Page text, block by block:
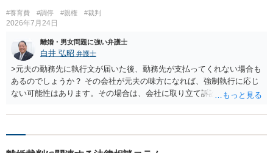
#養育費 #調停 #親権 #裁判
2026年7月24日
離婚・男女問題に強い弁護士
白井 弘昭 弁護士
>元夫の勤務先に執行文が届いた後、勤務先が支払ってくれない場合も
あるのでしょうか？ その会社が元夫の味方になれば、強制執行に応じ
ない可能性はあります。その場合は、会社に取り立て訴訟を行うこと
押さえ、元夫名義の車の差し押さえ競売などを検討します。 ＞何もで